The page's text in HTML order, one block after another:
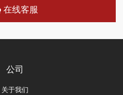
在线客服
公司
关于我们